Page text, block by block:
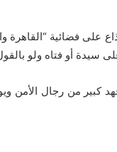
سيدة أو فتاه ولو
كبير من رجال الأمن